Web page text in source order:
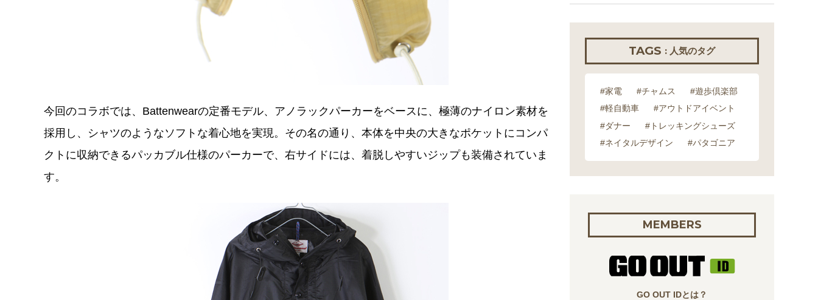
今回のコラボでは、Battenwearの定番モデル、アノラックパーカーをベースに、極薄のナイロン素材を
採用し、シャツのようなソフトな着心地を実現。その名の通り、本体を中央の大きなポケットにコンパ
クトに収納できるパッカブル仕様のパーカーで、右サイドには、着脱しやすいジップも装備されていま
す。
TAGS : 人気のタグ
#家電 #チャムス
#遊歩倶楽部
#軽自動車
#アウトドアイベント
#ダナー
#トレッキングシューズ
#ネイタルデザイン
#パタゴニア
MEMBERS
GO OUT IDとは？